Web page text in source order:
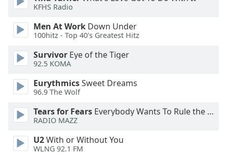
and
close
Text
Color
Opacity
Text
Background
KFHS Radio
Men At Work Down Under
100hitz - Top 40's Greatest Hitz
Survivor Eye of the Tiger
92.5 KOMA
EurythmicsSweet Dreams
96.9 The Wolf
Tears for Fears Everybody Wants To Rule the World
RADIO MAZZ
U2With or Without You
WLNG 92.1 FM